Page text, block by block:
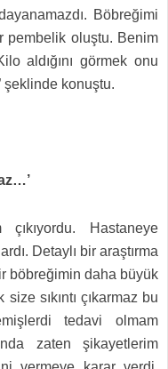
Böbreğimi
pembelik oluştu. Benim
aldığını görmek onu
şeklinde konuştu.
Hastaneye
Detaylı bir araştırma
böbreğimin daha büyük
sıkıntı çıkarmaz bu
tedavi olmam
zaten şikayetlerim